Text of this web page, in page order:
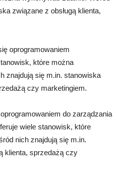
związane z obsługą klienta,
oprogramowaniem
które można
znajdują się m.in. stanowiska
czy marketingiem.
do zarządzania
wiele stanowisk, które
nich znajdują się m.in.
klienta, sprzedażą czy